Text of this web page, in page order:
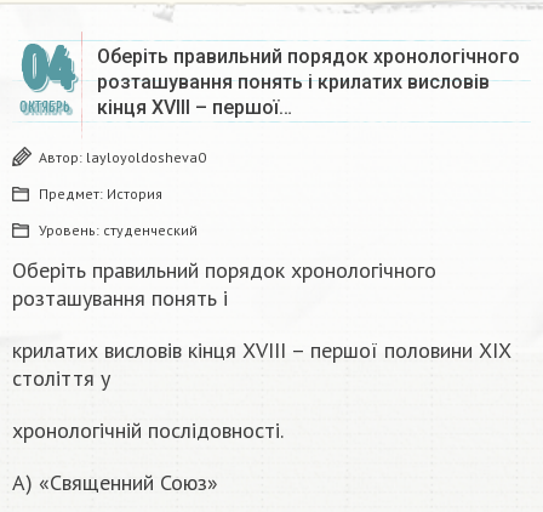
04
ОКТЯБРЬ
Оберіть правильний порядок хронологічного
розташування понять і крилатих висловів
кінця ХVІІІ – першої…
Автор: layloyoldosheva0
Предмет: История
Уровень: студенческий
Оберіть правильний порядок хронологічного
розташування понять і
крилатих висловів кінця ХVІІІ – першої половини ХІХ
століття у
хронологічній послідовності.
А) «Священний Союз»